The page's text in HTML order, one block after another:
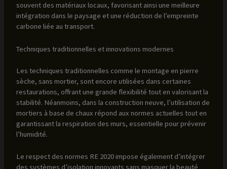
souvent des matériaux locaux, favorisant ainsi une meilleure
intégration dans le paysage et une réduction de l’empreinte
carbone liée au transport.
Techniques traditionnelles et innovations modernes
Les techniques traditionnelles comme le montage en pierre
sèche, sans mortier, sont encore utilisées dans certaines
restaurations, offrant une grande flexibilité tout en valorisant la
stabilité. Néanmoins, dans la construction neuve, l’utilisation de
mortiers à base de chaux répond aux normes actuelles tout en
garantissant la respiration des murs, essentielle pour prévenir
l’humidité.
Le respect des normes RE 2020 impose également d’intégrer
des systèmes d’isolation innovants sans masquer la beauté